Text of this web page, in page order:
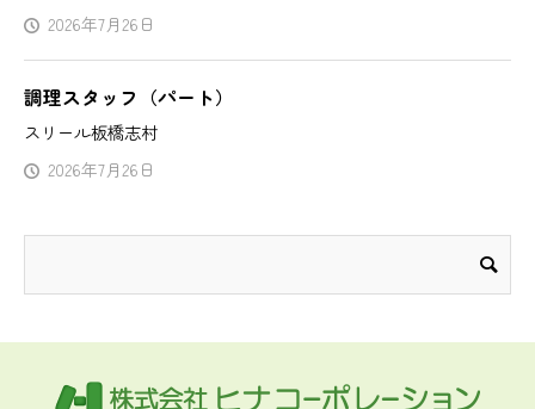
2026年7月26日
調理スタッフ（パート）
スリール板橋志村
2026年7月26日